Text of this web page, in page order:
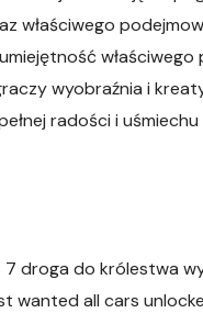
właściwego
wyobraźnia i
radości i
droga do królestwa
wanted all cars